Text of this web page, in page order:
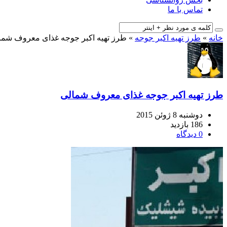
تماس با ما
خانه » طرز تهیه اکبر جوجه » طرز تهیه اکبر جوجه غذای معروف
طرز تهیه اکبر جوجه غذای معروف شمالی
دوشنبه 8 ژوئن 2015
186 بازدید
0 دیدگاه